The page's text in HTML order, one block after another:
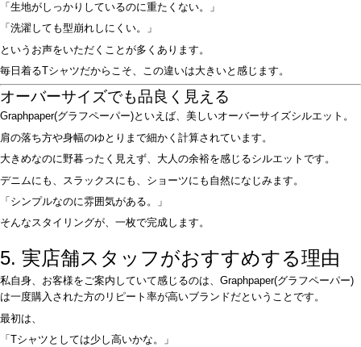
「生地がしっかりしているのに重たくない。」
「洗濯しても型崩れしにくい。」
というお声をいただくことが多くあります。
毎日着るTシャツだからこそ、この違いは大きいと感じます。
オーバーサイズでも品良く見える
Graphpaper(グラフペーパー)といえば、美しいオーバーサイズシルエット。
肩の落ち方や身幅のゆとりまで細かく計算されています。
大きめなのに野暮ったく見えず、大人の余裕を感じるシルエットです。
デニムにも、スラックスにも、ショーツにも自然になじみます。
「シンプルなのに雰囲気がある。」
そんなスタイリングが、一枚で完成します。
5. 実店舗スタッフがおすすめする理由
私自身、お客様をご案内していて感じるのは、Graphpaper(グラフペーパー)
は一度購入された方のリピート率が高いブランドだということです。
最初は、
「Tシャツとしては少し高いかな。」